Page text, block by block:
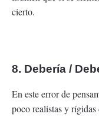
cierto.
8. Debería /
En este error de
poco realistas y